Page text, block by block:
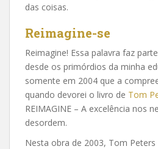
das coisas.
Reimagine-se
Reimagine! Essa palavra faz
desde os primórdios da minha
somente em 2004 que a
quando devorei o livro de Tom
REIMAGINE – A excelência nos
desordem.
Nesta obra de 2003, Tom